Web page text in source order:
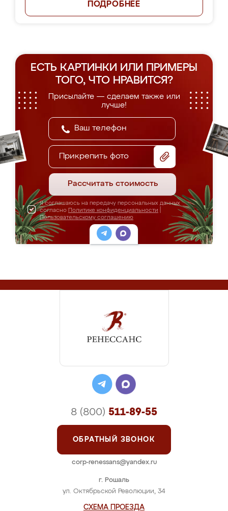
ПОДРОБНЕЕ
ЕСТЬ КАРТИНКИ ИЛИ ПРИМЕРЫ
ТОГО, ЧТО НРАВИТСЯ?
Присылайте — сделаем также или
лучше!
Прикрепить фото
Рассчитать стоимость
Я соглашаюсь на передачу персональных данных
согласно Политике конфиденциальности
Пользовательскому соглашению
г. Рошаль
ул. Октябрьской Революции, 34
СХЕМА ПРОЕЗДА
8 (800) 511-89-55
ОБРАТНЫЙ ЗВОНОК
corp-renessans@yandex.ru